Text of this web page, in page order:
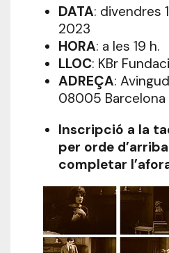
DATA: divendres
2023
HORA: a les 19 h.
LLOC: KBr
ADREÇA:
08005 Barcelona
Inscripció a la
per orde
completar